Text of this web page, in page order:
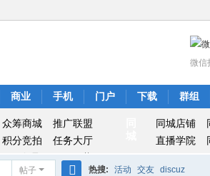
微信
商业 手机 门户 下载 群组
众筹商城
推广联盟
积分竞拍
任务大厅
VIP会员
APP下载
同城店铺
直播学院
帖子 热搜: 活动 交友 discuz